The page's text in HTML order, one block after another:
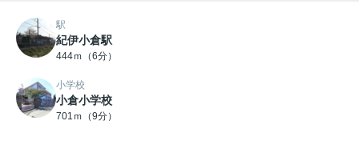
駅
紀伊小倉駅
444ｍ（6分）
小学校
小倉小学校
701ｍ（9分）